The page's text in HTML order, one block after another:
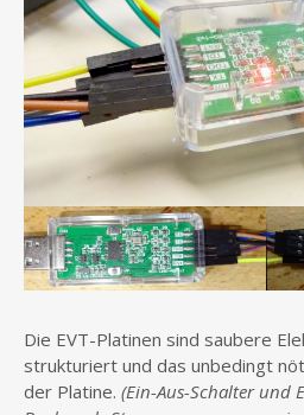
Die EVT-Platinen sind saubere
strukturiert und das unbedingt
der Platine. (Ein-Aus-Schalter und